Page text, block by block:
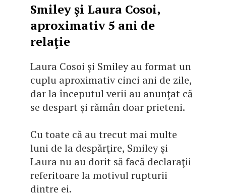
Smiley şi Laura Cosoi,
aproximativ 5 ani de
relaţie
Laura Cosoi şi Smiley au format un
cuplu aproximativ cinci ani de zile,
dar la începutul verii au anunţat că
se despart şi rămân doar prieteni.
Cu toate că au trecut mai multe
luni de la despărţire, Smiley şi
Laura nu au dorit să facă declaraţii
referitoare la motivul rupturii
dintre ei.